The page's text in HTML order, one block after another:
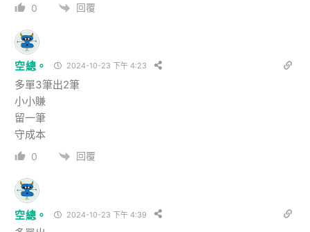
0 回覆
空總。 2024-10-23 下午 4:23
多單3筆出2筆
小小賺
留一筆
守成本
0 回覆
空總。 2024-10-23 下午 4:39